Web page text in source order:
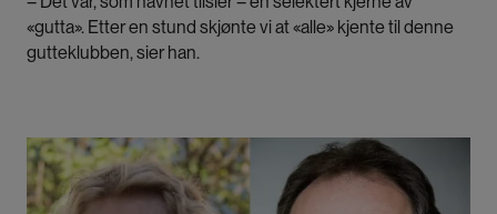
«gutta». Etter en stund skjønte vi at «alle» kjente til denne
gutteklubben, sier han.
Bilde